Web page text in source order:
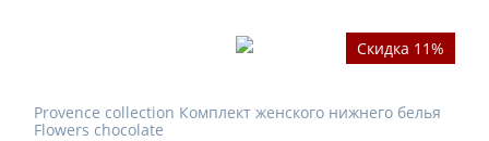
Скидка 11%
Provence collection Комплект женского нижнего белья
Flowers chocolate